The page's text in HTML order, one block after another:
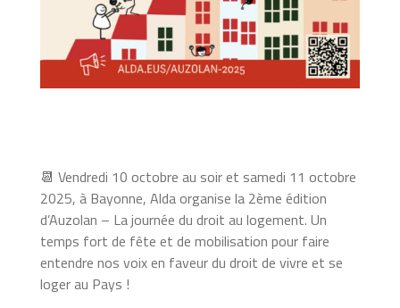
📆 Vendredi 10 octobre au soir et samedi 11 octobre
2025, à Bayonne, Alda organise la 2ème édition
d’Auzolan – La journée du droit au logement. Un
temps fort de fête et de mobilisation pour faire
entendre nos voix en faveur du droit de vivre et se
loger au Pays !